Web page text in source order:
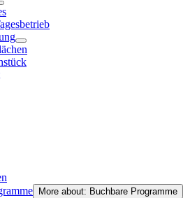
More about: Buchbare Programme